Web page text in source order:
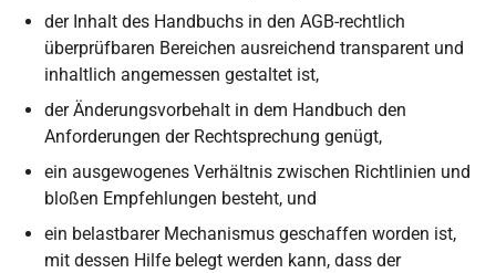
der Inhalt des Handbuchs in den AGB-rechtlich
überprüfbaren Bereichen ausreichend transparent und
inhaltlich angemessen gestaltet ist,
der Änderungsvorbehalt in dem Handbuch den
Anforderungen der Rechtsprechung genügt,
ein ausgewogenes Verhältnis zwischen Richtlinien und
bloßen Empfehlungen besteht, und
ein belastbarer Mechanismus geschaffen worden ist,
mit dessen Hilfe belegt werden kann, dass der